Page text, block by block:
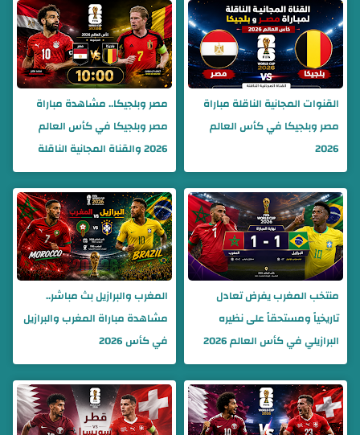
القنوات المجانية الناقلة مباراة
مصر وبلجيكا في كأس العالم
2026
مصر وبلجيكا.. مشاهدة مباراة
مصر وبلجيكا في كأس العالم
2026 والقناة المجانية الناقلة
منتخب المغرب يفرض تعادل
تاريخياً ومستحقاً على نظيره
البرازيلي في كأس العالم 2026
المغرب والبرازيل بث مباشر..
مشاهدة مباراة المغرب والبرازيل
في كأس 2026